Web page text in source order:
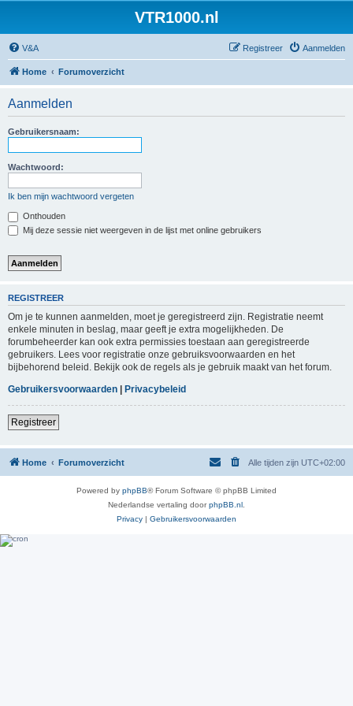
VTR1000.nl
V&A Aanmelden
Registreer
Home Forumoverzicht
Aanmelden
Gebruikersnaam:
Wachtwoord:
Ik ben mijn wachtwoord vergeten
Onthouden
Mij deze sessie niet weergeven in de lijst met online gebruikers
REGISTREER
Om je te kunnen aanmelden, moet je geregistreerd zijn. Registratie neemt
enkele minuten in beslag, maar geeft je extra mogelijkheden. De
forumbeheerder kan ook extra permissies toestaan aan geregistreerde
gebruikers. Lees voor registratie onze gebruiksvoorwaarden en het
bijbehorend beleid. Bekijk ook de regels als je gebruik maakt van het forum.
Gebruikersvoorwaarden | Privacybeleid
Registreer
Home Forumoverzicht Alle tijden zijn UTC+02:00
Powered by phpBB® Forum Software © phpBB Limited
Nederlandse vertaling doorphpBB.nl
Privacy | Gebruikersvoorwaarden